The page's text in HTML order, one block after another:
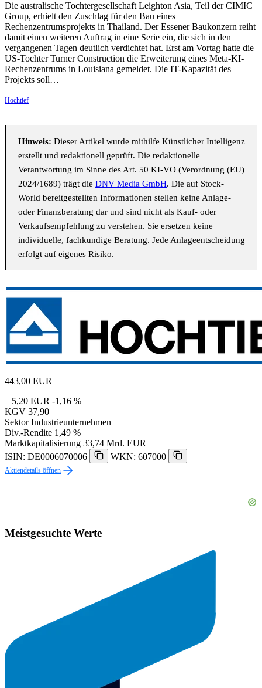
Die australische Tochtergesellschaft Leighton Asia, Teil der CIMIC
Group, erhielt den Zuschlag für den Bau eines
Rechenzentrumsprojekts in Thailand. Der Essener Baukonzern reiht
damit einen weiteren Auftrag in eine Serie ein, die sich in den
vergangenen Tagen deutlich verdichtet hat. Erst am Vortag hatte die
US-Tochter Turner Construction die Erweiterung eines Meta-KI-
Rechenzentrums in Louisiana gemeldet. Die IT-Kapazität des
Projekts soll…
Hochtief
Hinweis: Dieser Artikel wurde mithilfe Künstlicher Intelligenz
erstellt und redaktionell geprüft. Die redaktionelle
Verantwortung im Sinne des Art. 50 KI-VO (Verordnung (EU)
2024/1689) trägt die DNV Media GmbH. Die auf Stock-
World bereitgestellten Informationen stellen keine Anlage-
oder Finanzberatung dar und sind nicht als Kauf- oder
Verkaufsempfehlung zu verstehen. Sie ersetzen keine
individuelle, fachkundige Beratung. Jede Anlageentscheidung
erfolgt auf eigenes Risiko.
443,00 EUR
– 5,20 EUR -1,16 %
KGV 37,90
Sektor Industrieunternehmen
Div.-Rendite 1,49 %
Marktkapitalisierung 33,74 Mrd. EUR
ISIN: DE0006070006
WKN: 607000
Aktiendetails öffnen
Meistgesuchte Werte